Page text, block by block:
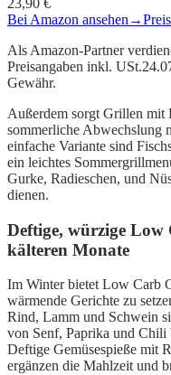
23,90 €
Bei Amazon ansehen →
Als Amazon-Partner
Preisangaben inkl.
Gewähr.
Außerdem sorgt Grillen mit
sommerliche Abwechslung
einfache Variante sind
ein leichtes
Gurke, Radieschen, und
dienen.
Deftige, würzige
kälteren Monate
Im Winter bietet Low Carb
wärmende Gerichte zu
Rind, Lamm und Schwein
von Senf, Paprika und Chili
Deftige Gemüsespieße mit
ergänzen die Mahlzeit und